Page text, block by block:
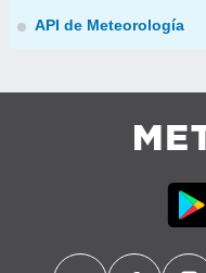
API de Meteorología